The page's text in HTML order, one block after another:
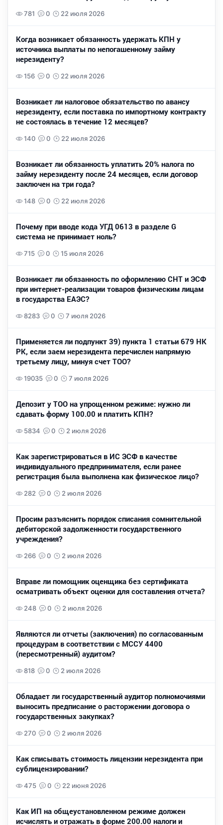
781 0 22 июля 2026
Когда возникает обязанность удержать КПН у
источника выплаты по непогашенному займу
нерезиденту?
156 0 22 июля 2026
Возникает ли налоговое обязательство по авансу
нерезиденту, если поставка по импортному контракту
не состоялась в течение 12 месяцев?
140 0 22 июля 2026
Возникает ли обязанность уплатить 20% налога по
займу нерезиденту после 24 месяцев, если договор
заключен на три года?
148 0 22 июля 2026
Почему при вводе кода УГД 0613 в разделе G
система не принимает ноль?
715 0 15 июля 2026
Возникает ли обязанность по оформлению СНТ и ЭСФ
при интернет-реализации товаров физическим лицам
в государства ЕАЭС?
8283 0 7 июля 2026
Применяется ли подпункт 39) пункта 1 статьи 679 НК
РК, если заем нерезидента перечислен напрямую
третьему лицу, минуя счет ТОО?
19035 0 7 июля 2026
Депозит у ТОО на упрощенном режиме: нужно ли
сдавать форму 100.00 и платить КПН?
5834 0 2 июля 2026
Как зарегистрироваться в ИС ЭСФ в качестве
индивидуального предпринимателя, если ранее
регистрация была выполнена как физическое лицо?
282 0 2 июля 2026
Просим разъяснить порядок списания сомнительной
дебиторской задолженности государственного
учреждения?
266 0 2 июля 2026
Вправе ли помощник оценщика без сертификата
осматривать объект оценки для составления отчета?
248 0 2 июля 2026
Являются ли отчеты (заключения) по согласованным
процедурам в соответствии с МССУ 4400
(пересмотренный) аудитом?
818 0 2 июля 2026
Обладает ли государственный аудитор полномочиями
выносить предписание о расторжении договора о
государственных закупках?
270 0 2 июля 2026
Как списывать стоимость лицензии нерезидента при
сублицензировании?
475 0 22 июня 2026
Как ИП на общеустановленном режиме должен
исчислять и отражать в форме 200.00 налоги и